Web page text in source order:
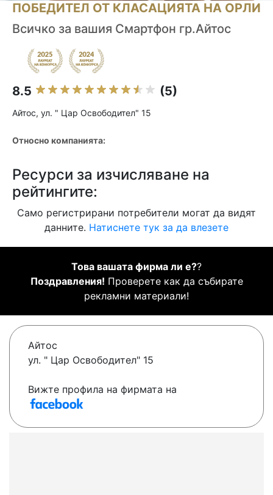
ПОБЕДИТЕЛ ОТ КЛАСАЦИЯТА НА ОРЛИ
Всичко за вашия Смартфон гр.Айтос
8.5 (5)
Айтос, ул. " Цар Освободител" 15
Относно компанията:
Ресурси за изчисляване на
рейтингите:
Само регистрирани потребители могат да видят
данните. Натиснете тук за да влезете
Това вашата фирма ли е??
Поздравления! Проверете как да събирате
рекламни материали!
Айтос
ул. " Цар Освободител" 15
Вижте профила на фирмата на